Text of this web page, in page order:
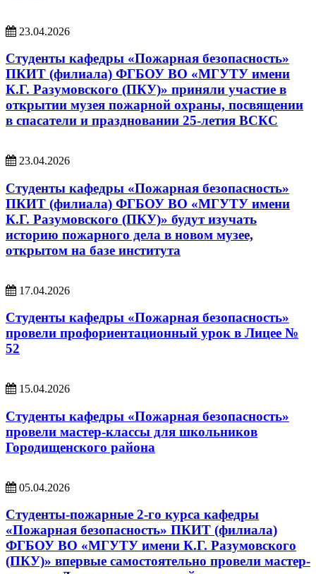
23.04.2026
Студенты кафедры «Пожарная безопасность»
ПКИТ (филиала) ФГБОУ ВО «МГУТУ имени
К.Г. Разумовского (ПКУ)» приняли участие в
открытии музея пожарной охраны, посвящении
в спасатели и праздновании 25-летия ВСКС
23.04.2026
Студенты кафедры «Пожарная безопасность»
ПКИТ (филиала) ФГБОУ ВО «МГУТУ имени
К.Г. Разумовского (ПКУ)» будут изучать
историю пожарного дела в новом музее,
открытом на базе института
17.04.2026
Студенты кафедры «Пожарная безопасность»
провели профориентационный урок в Лицее №
52
15.04.2026
Студенты кафедры «Пожарная безопасность»
провели мастер-классы для школьников
Городищенского района
05.04.2026
Студенты-пожарные 2-го курса кафедры
«Пожарная безопасность» ПКИТ (филиала)
ФГБОУ ВО «МГУТУ имени К.Г. Разумовского
(ПКУ)» впервые самостоятельно провели мастер-